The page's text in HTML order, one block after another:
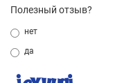
Полезный отзыв?
нет
да